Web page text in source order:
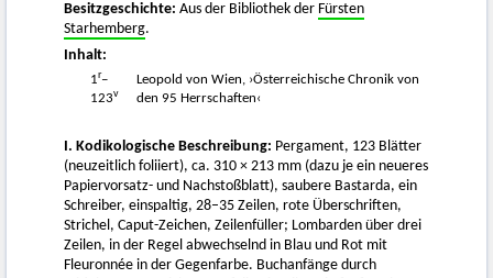
Besitzgeschichte: Aus der Bibliothek der Fürsten
Starhemberg.
Inhalt:
1r–
123v
Leopold von Wien, ›Österreichische Chronik von
den 95 Herrschaften‹
I. Kodikologische Beschreibung: Pergament, 123 Blätter
(neuzeitlich foliiert), ca. 310 × 213 mm (dazu je ein neueres
Papiervorsatz- und Nachstoßblatt), saubere Bastarda, ein
Schreiber, einspaltig, 28–35 Zeilen, rote Überschriften,
Strichel, Caput-Zeichen, Zeilenfüller; Lombarden über drei
Zeilen, in der Regel abwechselnd in Blau und Rot mit
Fleuronnée in der Gegenfarbe. Buchanfänge durch